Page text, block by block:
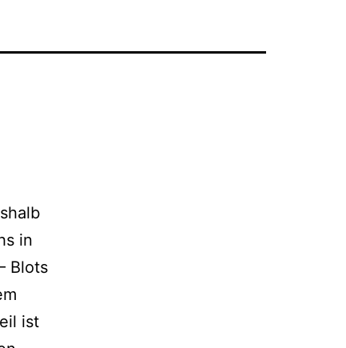
in
Blots
ist